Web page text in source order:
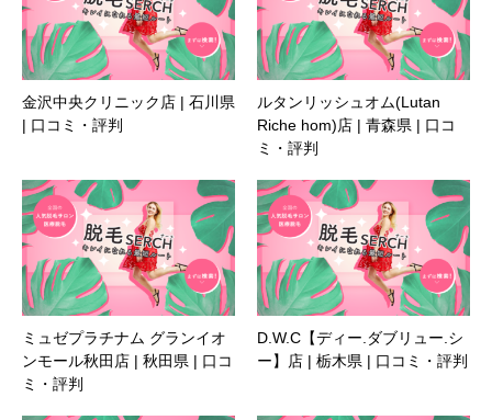
金沢中央クリニック店 | 石川県
| 口コミ・評判
ルタンリッシュオム(Lutan
Riche hom)店 | 青森県 | 口コ
ミ・評判
ミュゼプラチナム グランイオ
ンモール秋田店 | 秋田県 | 口コ
ミ・評判
D.W.C【ディー.ダブリュー.シ
ー】店 | 栃木県 | 口コミ・評判